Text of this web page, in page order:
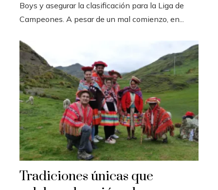
Boys y asegurar la clasificación para la Liga de
Campeones. A pesar de un mal comienzo, en...
Tradiciones únicas que